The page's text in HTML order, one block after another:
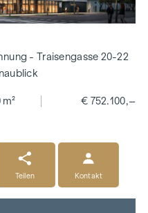
- Traisengasse 20-22
m² € 752.100,–
Teilen
Kontakt